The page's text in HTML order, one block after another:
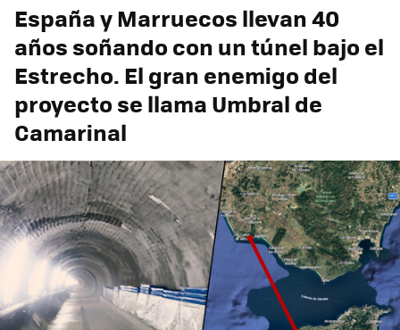
España y Marruecos llevan 40
años soñando con un túnel bajo el
Estrecho. El gran enemigo del
proyecto se llama Umbral de
Camarinal